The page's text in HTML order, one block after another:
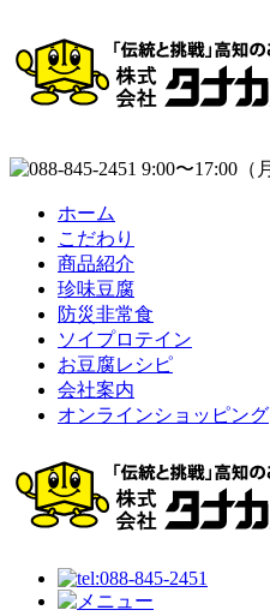
ホーム
こだわり
商品紹介
珍味豆腐
防災非常食
ソイプロテイン
お豆腐レシピ
会社案内
オンラインショッピング